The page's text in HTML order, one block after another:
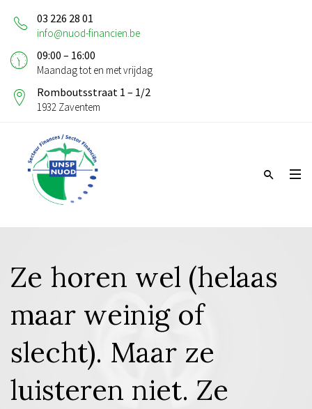
03 226 28 01
info@nuod-financien.be
09:00 – 16:00
Maandag tot en met vrijdag
Romboutsstraat 1 – 1/2
1932 Zaventem
Ze horen wel (helaas
maar weinig of
slecht). Maar ze
luisteren niet. Ze